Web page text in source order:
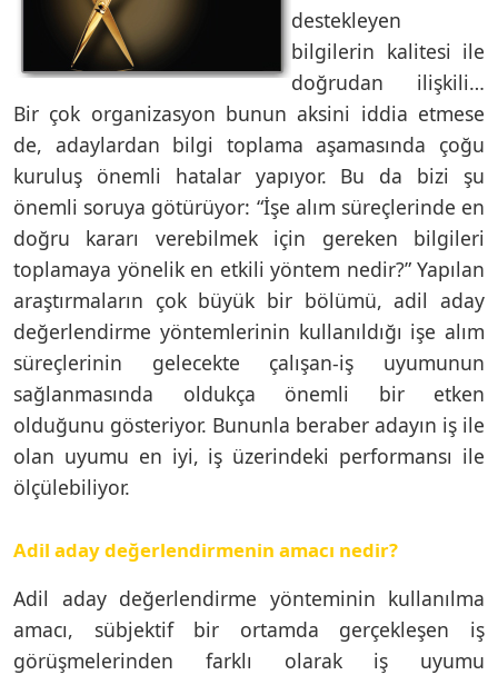
destekleyen
bilgilerin kalitesi ile
doğrudan ilişkili…
Bir çok organizasyon bunun aksini iddia etmese
de, adaylardan bilgi toplama aşamasında çoğu
kuruluş önemli hatalar yapıyor. Bu da bizi şu
önemli soruya götürüyor: “İşe alım süreçlerinde en
doğru kararı verebilmek için gereken bilgileri
toplamaya yönelik en etkili yöntem nedir?” Yapılan
araştırmaların çok büyük bir bölümü, adil aday
değerlendirme yöntemlerinin kullanıldığı işe alım
süreçlerinin gelecekte çalışan-iş uyumunun
sağlanmasında oldukça önemli bir etken
olduğunu gösteriyor. Bununla beraber adayın iş ile
olan uyumu en iyi, iş üzerindeki performansı ile
ölçülebiliyor.
Adil aday değerlendirmenin amacı nedir?
Adil aday değerlendirme yönteminin kullanılma
amacı, sübjektif bir ortamda gerçekleşen iş
görüşmelerinden farklı olarak iş uyumu